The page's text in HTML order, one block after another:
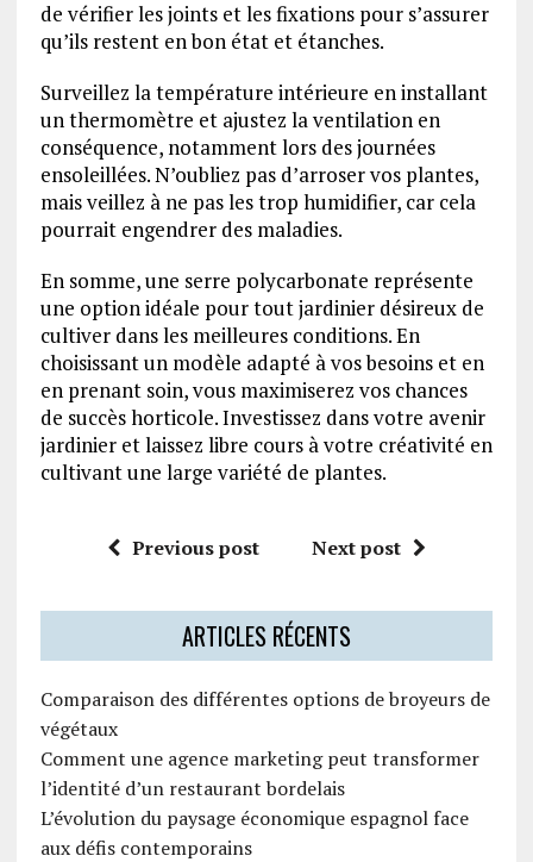
de vérifier les joints et les fixations pour s’assurer
qu’ils restent en bon état et étanches.
Surveillez la température intérieure en installant
un thermomètre et ajustez la ventilation en
conséquence, notamment lors des journées
ensoleillées. N’oubliez pas d’arroser vos plantes,
mais veillez à ne pas les trop humidifier, car cela
pourrait engendrer des maladies.
En somme, une serre polycarbonate représente
une option idéale pour tout jardinier désireux de
cultiver dans les meilleures conditions. En
choisissant un modèle adapté à vos besoins et en
en prenant soin, vous maximiserez vos chances
de succès horticole. Investissez dans votre avenir
jardinier et laissez libre cours à votre créativité en
cultivant une large variété de plantes.
Previous post Next post
ARTICLES RÉCENTS
Comparaison des différentes options de broyeurs de
végétaux
Comment une agence marketing peut transformer
l’identité d’un restaurant bordelais
L’évolution du paysage économique espagnol face
aux défis contemporains